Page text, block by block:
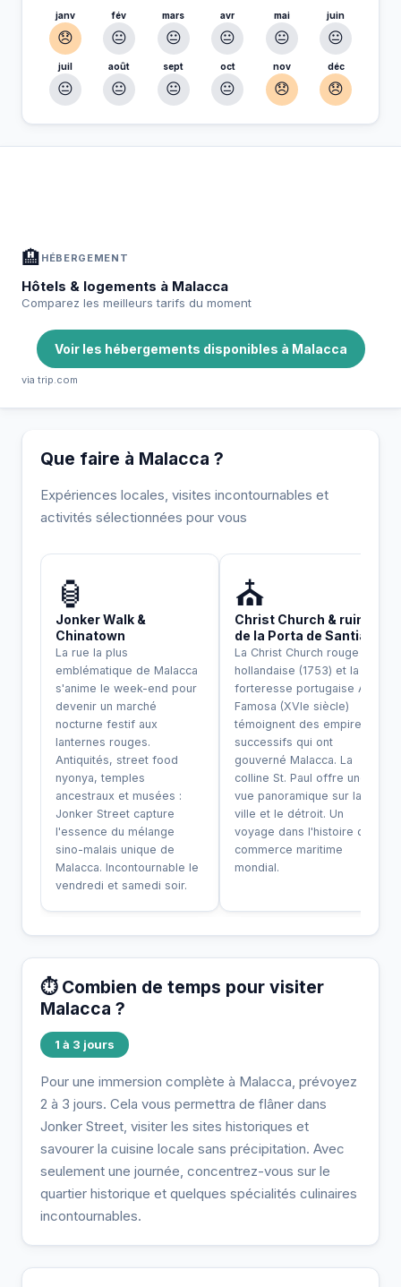
janv
😞
fév
😐
mars
😐
avr
😐
mai
😐
juin
😐
juil
😐
août
😐
sept
😐
oct
😐
nov
😞
déc
😞
🏨 HÉBERGEMENT
Hôtels & logements à Malacca
Comparez les meilleurs tarifs du moment
Voir les hébergements disponibles à Malacca
via trip.com
Que faire à Malacca ?
Expériences locales, visites incontournables et
activités sélectionnées pour vous
🏮
Jonker Walk &
Chinatown
La rue la plus
emblématique de Malacca
s'anime le week-end pour
devenir un marché
nocturne festif aux
lanternes rouges.
Antiquités, street food
nyonya, temples
ancestraux et musées :
Jonker Street capture
l'essence du mélange
sino-malais unique de
Malacca. Incontournable le
vendredi et samedi soir.
⛪
Christ Church & ruines
de la Porta de Santiago
La Christ Church rouge
hollandaise (1753) et la
forteresse portugaise A
Famosa (XVIe siècle)
témoignent des empires
successifs qui ont
gouverné Malacca. La
colline St. Paul offre une
vue panoramique sur la
ville et le détroit. Un
voyage dans l'histoire du
commerce maritime
mondial.
⏱️ Combien de temps pour visiter
Malacca ?
1 à 3 jours
Pour une immersion complète à Malacca, prévoyez
2 à 3 jours. Cela vous permettra de flâner dans
Jonker Street, visiter les sites historiques et
savourer la cuisine locale sans précipitation. Avec
seulement une journée, concentrez-vous sur le
quartier historique et quelques spécialités culinaires
incontournables.